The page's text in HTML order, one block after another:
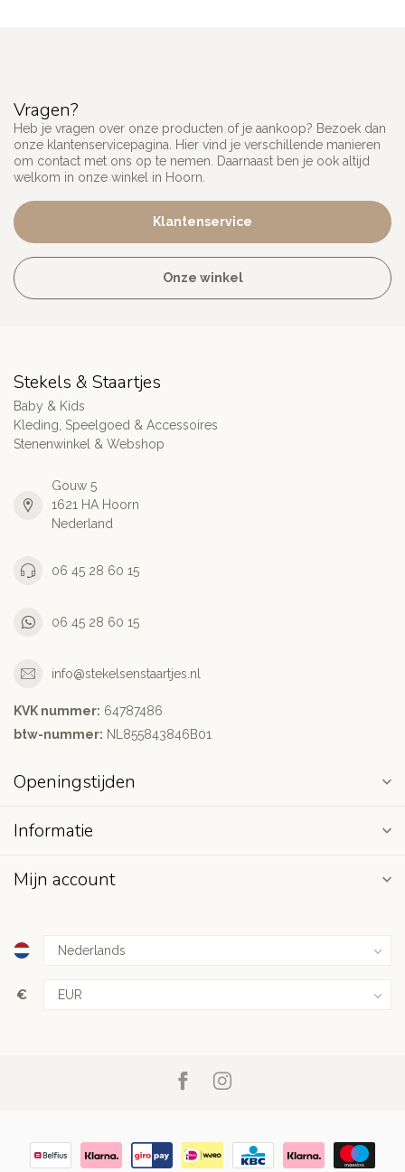
Vragen?
Heb je vragen over onze producten of je aankoop? Bezoek dan
onze klantenservicepagina. Hier vind je verschillende manieren
om contact met ons op te nemen. Daarnaast ben je ook altijd
welkom in onze winkel in Hoorn.
Klantenservice
Onze winkel
Stekels & Staartjes
Baby & Kids
Kleding, Speelgoed & Accessoires
Stenenwinkel & Webshop
Gouw 5
1621 HA Hoorn
Nederland
06 45 28 60 15
06 45 28 60 15
info@stekelsenstaartjes.nl
KVK nummer: 64787486
btw-nummer: NL855843846B01
Openingstijden
Informatie
Mijn account
€